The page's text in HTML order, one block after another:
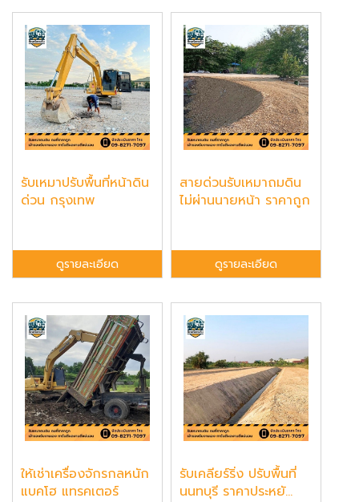
รับเหมาปรับพื้นที่หน้าดิน
ด่วน กรุงเทพ
ดูรายละเอียด
สายด่วนรับเหมาถมดิน
ไม่ผ่านนายหน้า ราคาถูก
ดูรายละเอียด
ให้เช่าเครื่องจักรกลหนัก
แบคโฮ แทรคเตอร์
รับเคลียร์ริ่ง ปรับพื้นที่
นนทบุรี ราคาประหยั...